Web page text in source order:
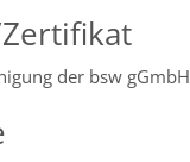
der bsw gGmbH